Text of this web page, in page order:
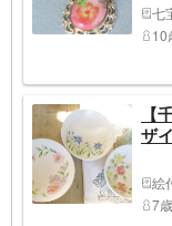
七
10
【
ザ
絵
7